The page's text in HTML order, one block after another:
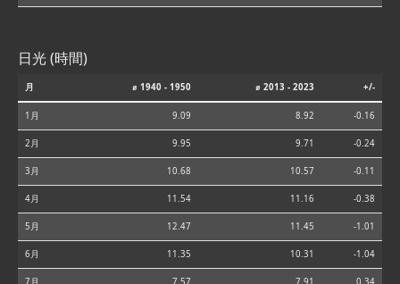
日光 (時間)
月 ⌀ 1940 - 1950 ⌀ 2013 - 2023 +/-
1月 9.09 8.92 -0.16
2月 9.95 9.71 -0.24
3月 10.68 10.57 -0.11
4月 11.54 11.16 -0.38
5月 12.47 11.45 -1.01
6月 11.35 10.31 -1.04